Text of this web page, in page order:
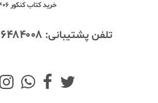
خرید کتاب کنکور 1406
تلفن پشتیبانی: